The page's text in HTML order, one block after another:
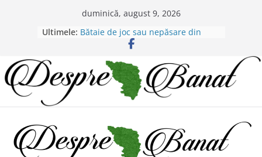
duminică, august 9, 2026
Ultimele: Bătaie de joc sau nepăsare din
partea administraţiei judeţene?
în Timișoara
Alex Murgoi, un glas al lumii
satului bănățean !
20 de trăiri, 20 de visuri cu
Chilipiruri pentru micii viticultorii
bănăţeni !